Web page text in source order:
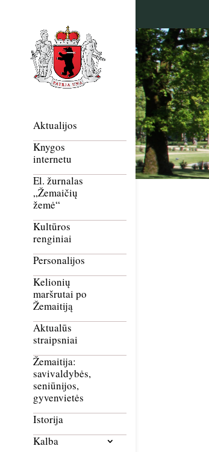
Aktualijos
Knygos
internetu
El. žurnalas
„Žemaičių
žemė“
Kultūros
renginiai
Personalijos
Kelionių
maršrutai po
Žemaitiją
Aktualūs
straipsniai
Žemaitija:
savivaldybės,
seniūnijos,
gyvenvietės
Istorija
Kalba